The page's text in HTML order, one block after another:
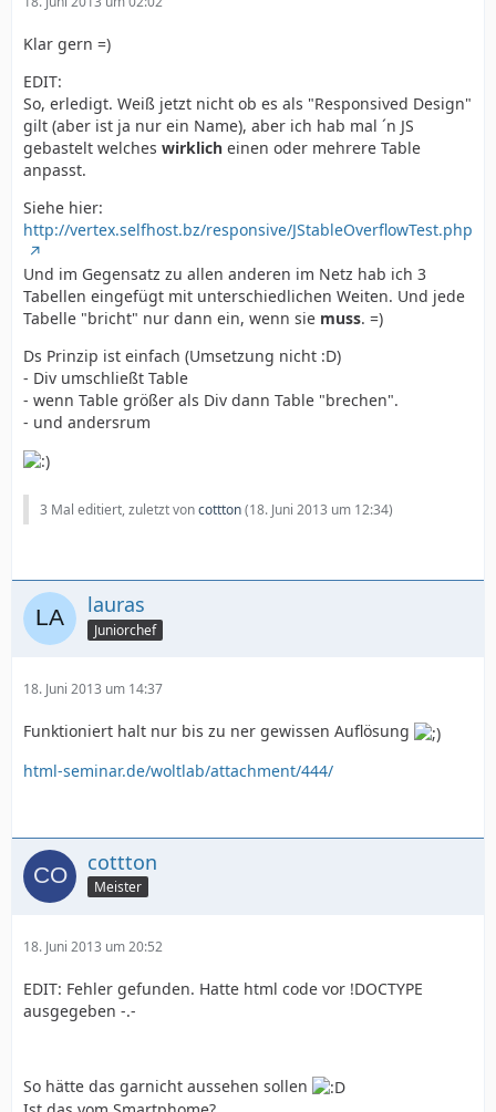
Klar gern =)
EDIT:
So, erledigt. Weiß jetzt nicht ob es als "Responsived Design"
gilt (aber ist ja nur ein Name), aber ich hab mal ´n JS
gebastelt welches wirklich einen oder mehrere Table
anpasst.
Siehe hier:
http://vertex.selfhost.bz/responsive/JStableOverflowTest.php
Und im Gegensatz zu allen anderen im Netz hab ich 3
Tabellen eingefügt mit unterschiedlichen Weiten. Und jede
Tabelle "bricht" nur dann ein, wenn sie muss. =)
Ds Prinzip ist einfach (Umsetzung nicht :D)
- Div umschließt Table
- wenn Table größer als Div dann Table "brechen".
- und andersrum
3 Mal editiert, zuletzt voncottton(18. Juni 2013 um 12:34)
lauras
Juniorchef
18. Juni 2013 um 14:37
Funktioniert halt nur bis zu ner gewissen Auflösung
html-seminar.de/woltlab/attachment/444/
cottton
Meister
18. Juni 2013 um 20:52
EDIT: Fehler gefunden. Hatte html code vor !DOCTYPE
ausgegeben -.-
So hätte das garnicht aussehen sollen